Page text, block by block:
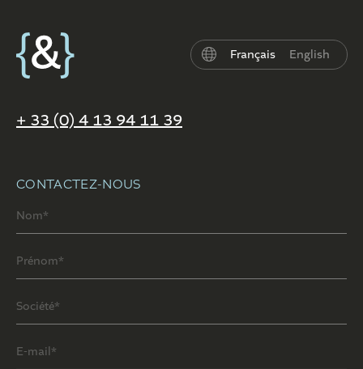
Français English
+ 33 (0) 4 13 94 11 39
CONTACTEZ-NOUS